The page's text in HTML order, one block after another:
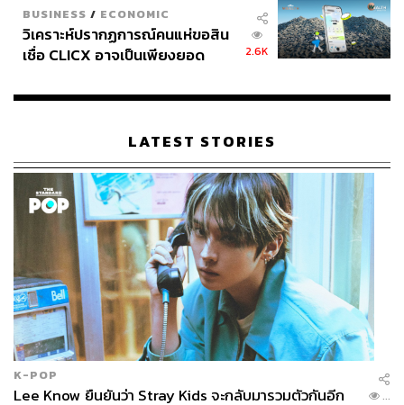
BUSINESS / ECONOMIC
วิเคราะห์ปรากฏการณ์คนแห่ขอสิน
เชื่อ CLICX อาจเป็นเพียงยอด
เรือนไทยที่ถูกซุกไว้
2.6K
LATEST STORIES
K-POP
Lee Know ยืนยันว่า Stray Kids จะกลับมารวมตัวกันอีก
...